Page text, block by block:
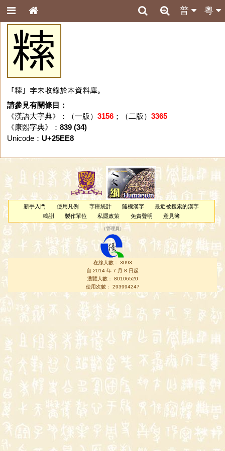
粵
普
𥻨
「𥻨」字未收錄於本資料庫。
請參見有關條目：
《漢語大字典》：（一版） 3156；（二版） 3365
《康熙字典》： 839 (34)
Unicode： U+25EE8
新手入門 使用凡例 字庫統計 隨機漢字
最近被搜索的漢字
鳴謝
製作單位 私隱政策 免責聲明 意見簿
（管理員 ）
在線人數： 3093
自 2014 年 7 月 8 日起
瀏覽人數： 80106520
使用次數： 293994247